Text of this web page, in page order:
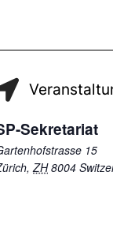
Sekretariat
15
, ZH 8004